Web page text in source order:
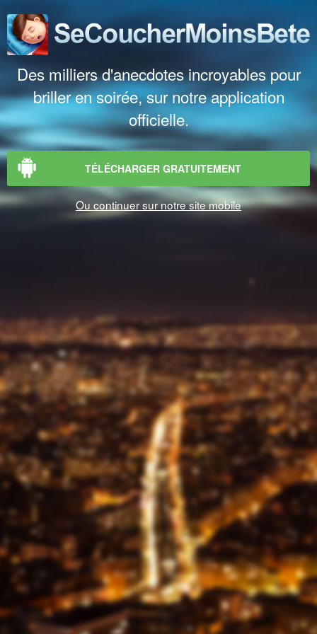
Des milliers d'anecdotes incroyables pour
briller en soirée, sur notre application
officielle.
TÉLÉCHARGER GRATUITEMENT
Ou continuer sur notre site mobile